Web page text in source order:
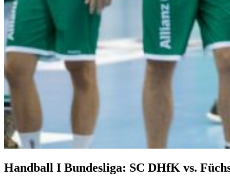
Handball I Bundesliga: SC DHfK vs.